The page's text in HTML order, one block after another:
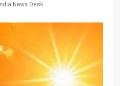
News Desk